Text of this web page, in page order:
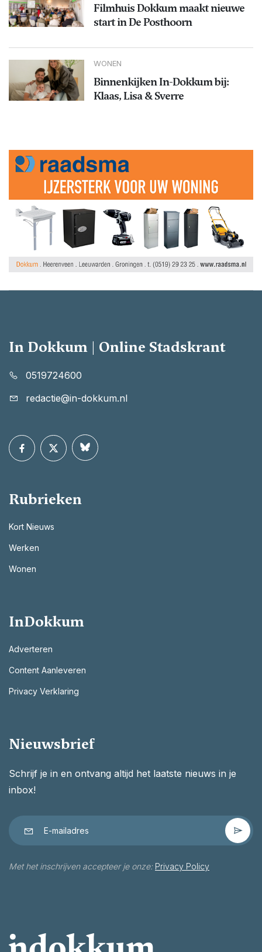
Filmhuis Dokkum maakt nieuwe
start in De Posthoorn
WONEN
Binnenkijken In-Dokkum bij:
Klaas, Lisa & Sverre
In Dokkum | Online Stadskrant
0519724600
redactie@in-dokkum.nl
Rubrieken
Kort Nieuws
Werken
Wonen
InDokkum
Adverteren
Content Aanleveren
Privacy Verklaring
Nieuwsbrief
Schrijf je in en ontvang altijd het laatste nieuws in je
inbox!
Met het inschrijven accepteer je onze: Privacy Policy